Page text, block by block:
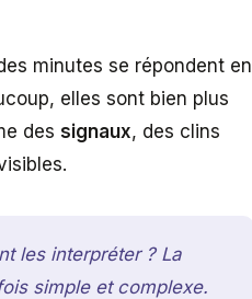
minutes se répondent en
elles sont bien plus
des signaux, des clins
les interpréter ? La
simple et complexe.